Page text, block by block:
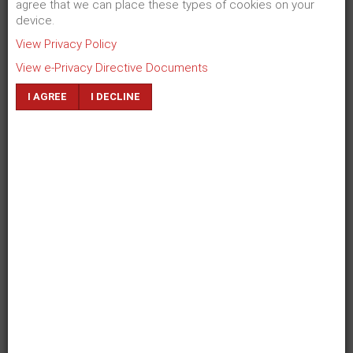
+hohe Aufmerksamkeit
+große Reichweite
+kostengünstig und effektiv
agree that we can place these types of cookies on your
device.
View Privacy Policy
View e-Privacy Directive Documents
I AGREE I DECLINE